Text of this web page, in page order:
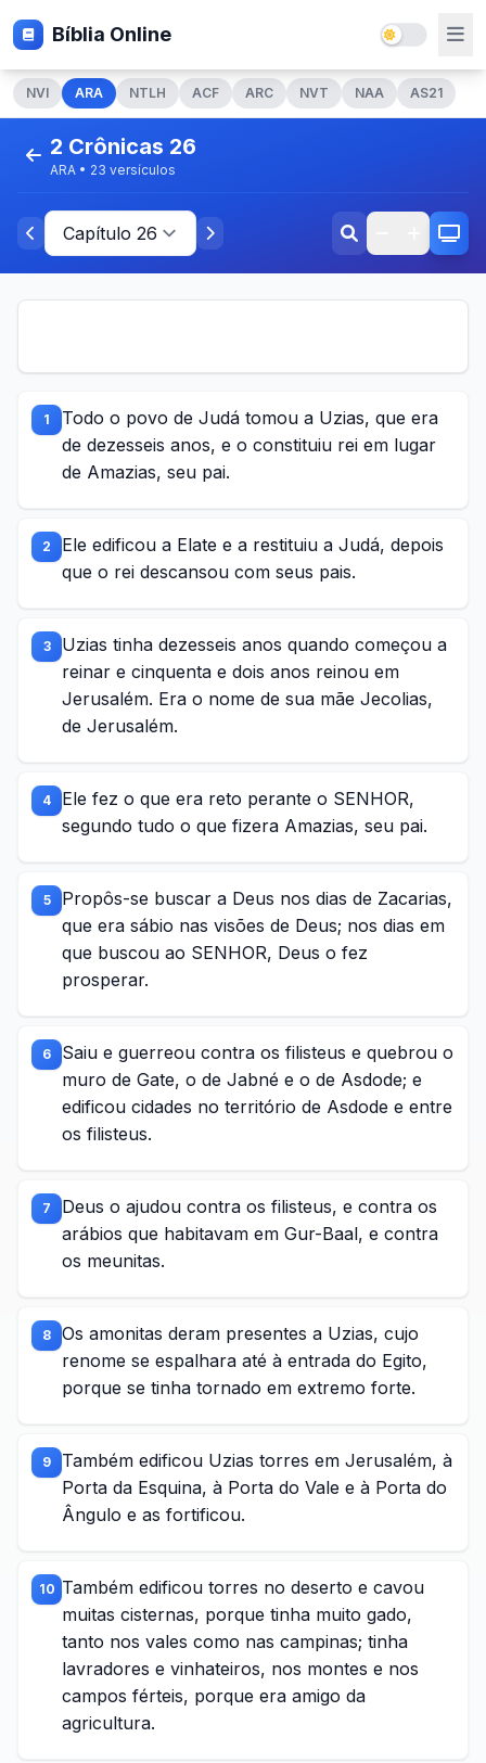
Bíblia Online
NVI ARA NTLH ACF ARC NVT NAA AS21
2 Crônicas 26
ARA • 23 versículos
1
Todo o povo de Judá tomou a Uzias, que era
de dezesseis anos, e o constituiu rei em lugar
de Amazias, seu pai.
2
Ele edificou a Elate e a restituiu a Judá, depois
que o rei descansou com seus pais.
3
Uzias tinha dezesseis anos quando começou a
reinar e cinquenta e dois anos reinou em
Jerusalém. Era o nome de sua mãe Jecolias,
de Jerusalém.
4
Ele fez o que era reto perante o SENHOR,
segundo tudo o que fizera Amazias, seu pai.
5
Propôs-se buscar a Deus nos dias de Zacarias,
que era sábio nas visões de Deus; nos dias em
que buscou ao SENHOR, Deus o fez
prosperar.
6
Saiu e guerreou contra os filisteus e quebrou o
muro de Gate, o de Jabné e o de Asdode; e
edificou cidades no território de Asdode e entre
os filisteus.
7
Deus o ajudou contra os filisteus, e contra os
arábios que habitavam em Gur-Baal, e contra
os meunitas.
8
Os amonitas deram presentes a Uzias, cujo
renome se espalhara até à entrada do Egito,
porque se tinha tornado em extremo forte.
9
Também edificou Uzias torres em Jerusalém, à
Porta da Esquina, à Porta do Vale e à Porta do
Ângulo e as fortificou.
10 Também edificou torres no deserto e cavou
muitas cisternas, porque tinha muito gado,
tanto nos vales como nas campinas; tinha
lavradores e vinhateiros, nos montes e nos
campos férteis, porque era amigo da
agricultura.